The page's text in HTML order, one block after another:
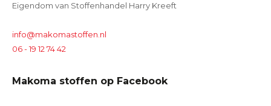
Eigendom van Stoffenhandel Harry Kreeft
info@makomastoffen.nl
06 - 19 12 74 42
Makoma stoffen op Facebook